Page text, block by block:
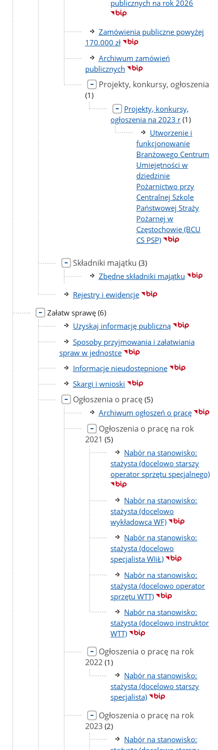
publicznych na rok 2026
Zamówienia publiczne powyżej
170.000 zł
Archiwum zamówień
publicznych
Projekty, konkursy, ogłoszenia
liczba
podstron
(1)
Projekty, konkursy,
ogłoszenia na 2023 r liczba
podstron
(1)
Utworzenie i
funkcjonowanie
Branżowego Centrum
Umiejętności w
dziedzinie
Pożarnictwo przy
Centralnej Szkole
Państwowej Straży
Pożarnej w
Częstochowie (BCU
CS PSP)
Składniki majątku liczba
podstron
(3)
Zbędne składniki majątku
Rejestry i ewidencje
Załatw sprawę liczba
podstron
(6)
Uzyskaj informację publiczną
Sposoby przyjmowania i załatwiania
spraw w jednostce
Informacje nieudostępnione
Skargi i wnioski
Ogłoszenia o pracę liczba
podstron
(5)
Archiwum ogłoszeń o pracę
Ogłoszenia o pracę na rok
2021 liczba
podstron
(5)
Nabór na stanowisko:
stażysta (docelowo starszy
operator sprzętu specjalnego)
Nabór na stanowisko:
stażysta (docelowo
wykładowca WF)
Nabór na stanowisko:
stażysta (docelowo
specjalista WIiŁ)
Nabór na stanowisko:
stażysta (docelowo operator
sprzętu WTT)
Nabór na stanowisko:
stażysta (docelowo instruktor
WTT)
Ogłoszenia o pracę na rok
2022 liczba
podstron
(1)
Nabór na stanowisko:
stażysta (docelowo starszy
specjalista)
Ogłoszenia o pracę na rok
2023 liczba
podstron
(2)
Nabór na stanowisko: